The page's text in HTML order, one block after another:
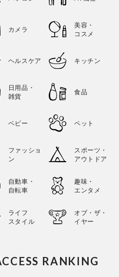
カメラ
美容・
コスメ
ヘルスケア キッチン
日用品・
雑貨
食品
ベビー ペット
ファッショ
ン
スポーツ・
アウトドア
自動車・
自転車
趣味・
エンタメ
ライフ
スタイル
オブ・ザ・
イヤー
RANKING